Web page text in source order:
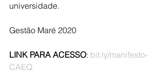
universidade.
Gestão Maré 2020
LINK PARA ACESSO: bit.ly/manifesto-
CAEQ